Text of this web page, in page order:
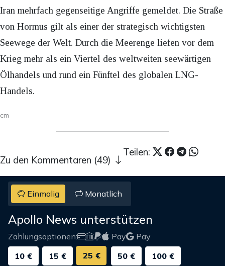
Iran mehrfach gegenseitige Angriffe gemeldet. Die Straße
von Hormus gilt als einer der strategisch wichtigsten
Seewege der Welt. Durch die Meerenge liefen vor dem
Krieg mehr als ein Viertel des weltweiten seewärtigen
Ölhandels und rund ein Fünftel des globalen LNG-
Handels.
cm
Teilen:
Zu den Kommentaren (49)
Einmalig Monatlich
Apollo News unterstützen
Zahlungsoptionen: Pay
Pay
10 €
15 € 25 € 50 € 100 €